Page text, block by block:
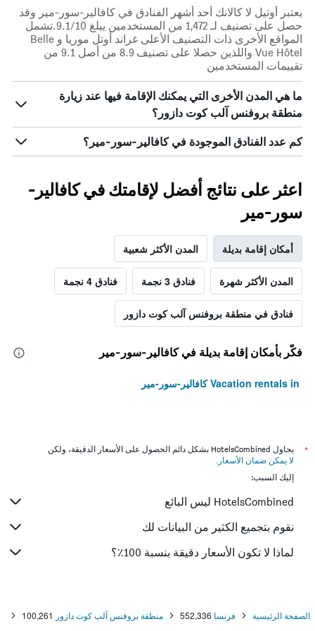
يعتبر أوتيل لا كالانك أحد أشهر الفنادق في كافالير-سور-مير وقد
حصل على تصنيف لـ 1,472 من المستخدمين يبلغ 9.1/10.تشمل
المواقع الأخرى ذات التصنيف الأعلى غراند أوتل موريا و Belle
Vue Hôtel واللذين حصلا على تصنيف 8.9 من أصل 9.1 من
تقييمات المستخدمين
ما هي المدن الأخرى التي يمكنك الإقامة فيها عند زيارة
منطقة بروفنس آلب كوت دازور؟
كم عدد الفنادق الموجودة في كافالير-سور-مير؟
اعثر على نتائج أفضل لإقامتك في كافالير-
سور-مير
أمكان إقامة بديلة المدن الأكثر شعبية
المدن الأكثر شهرة فنادق 3 نجمة فنادق 4 نجمة
فنادق في منطقة بروفنس آلب كوت دازور
فكّر بأمكان إقامة بديلة في كافالير-سور-مير
Vacation rentals in كافالير-سور-مير
*
يحاول HotelsCombined بشكل دائم الحصول على الأسعار الدقيقة، ولكن
لا يمكن ضمان الأسعار .
إليك السبب:
HotelsCombined ليس البائع
نقوم بتجميع الكثير من البيانات لك
لماذا لا تكون الأسعار دقيقة بنسبة 100٪؟
الصفحة الرئيسية فرنسا 552,336 منطقة بروفنس آلب كوت دازور 100,261